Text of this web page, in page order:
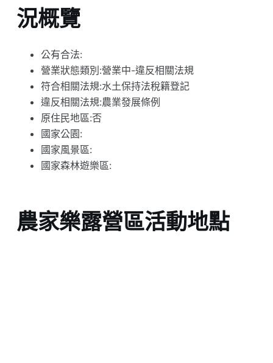
況概覽
公有合法:
營業狀態類別:營業中-違反相關法規
符合相關法規:水土保持法稅籍登記
違反相關法規:農業發展條例
原住民地區:否
國家公園:
國家風景區:
國家森林遊樂區:
農家樂露營區活動地點